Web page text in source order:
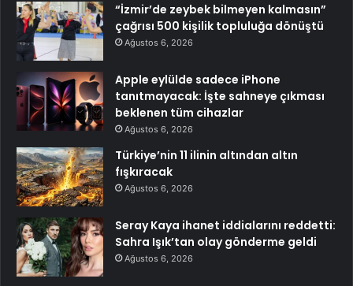
“İzmir’de zeybek bilmeyen kalmasın”
çağrısı 500 kişilik topluluğa dönüştü
Ağustos 6, 2026
Apple eylülde sadece iPhone
tanıtmayacak: İşte sahneye çıkması
beklenen tüm cihazlar
Ağustos 6, 2026
Türkiye’nin 11 ilinin altından altın
fışkıracak
Ağustos 6, 2026
Seray Kaya ihanet iddialarını reddetti:
Sahra Işık’tan olay gönderme geldi
Ağustos 6, 2026